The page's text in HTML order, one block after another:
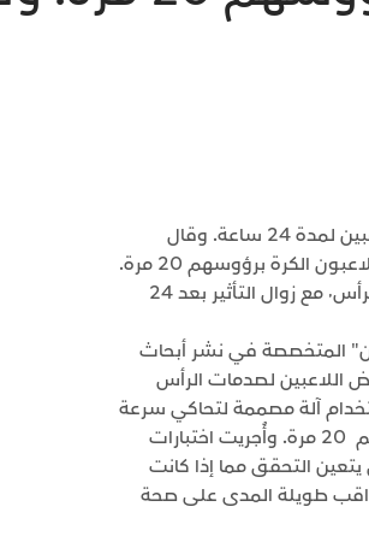
يمكن أن يؤثر تسديد كرة القدم بالرأس بصورة بالغة على وظائف المخ والذاكرة لدى اللاعبين لمدة 24 ساعة. وقال
باحثون أنهم تمكنوا من رصد "تغيرات محدودة لكن بالغة في وظائف المخ" بعدما سدد اللاعبون الكرة برؤوسهم 20 مرة.
وتراجع أداء الذاكرة بما يتراوح بين 41 في المائة و67 في المائة بعد تمرين تسديد الكرة بالرأس٬ مع زوال التأثير بعد 24
بدورية "إي- بايو مديسين" المتخصصة في نشر أبحاث
اللاعبين لصدمات الرأس
آلة مصممة لتحاكي سرعة
وقوة الكرة المسددة من ركلة ركنية٬ وطلبوا من مجموعة لاعبين تسديد الكرات برؤوسهم 20 مرة. وأُجريت اختبارات
التحقق مما إذا كانت
كرة القدم المتعاقبة٬ أم أن هناك عواقب طويلة المدى على صحة